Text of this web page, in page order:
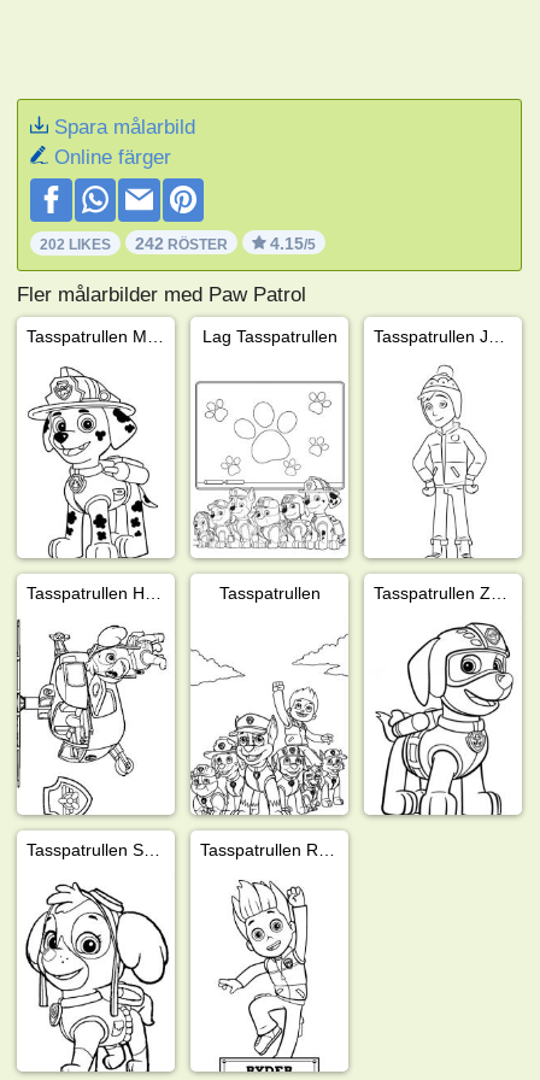
Spara målarbild
Online färger
202 LIKES 242 RÖSTER 4.15/5
Fler målarbilder med Paw Patrol
Lag Tasspatrullen
Tasspatrullen